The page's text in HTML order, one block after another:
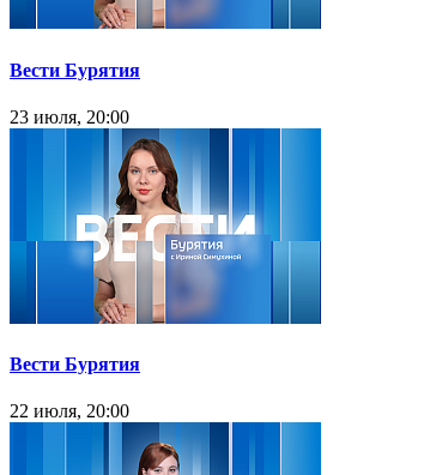
Вести Бурятия
23 июля, 20:00
Вести Бурятия
22 июля, 20:00